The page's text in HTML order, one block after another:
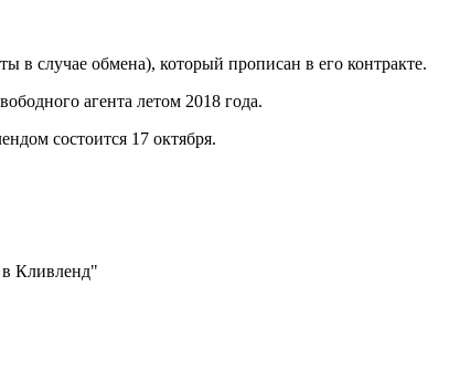
в случае обмена), который прописан в его контракте.
агента летом 2018 года.
состоится 17 октября.
в Кливленд"